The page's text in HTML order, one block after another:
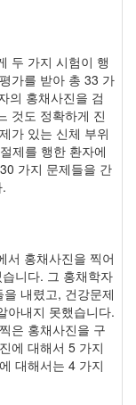
두 가지 시험이 행
가를 받아 총 33 가
의 홍채사진을 검
것도 정확하게 진
가 있는 신체 부위
제를 행한 환자에
가지 문제들을 간
서 홍채사진을 찍어
니다. 그 홍채학자
내렸고, 건강문제
아내지 못했습니다.
은 홍채사진을 구
에 대해서 5 가지
대해서는 4 가지